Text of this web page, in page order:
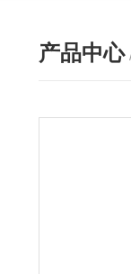
产品中心